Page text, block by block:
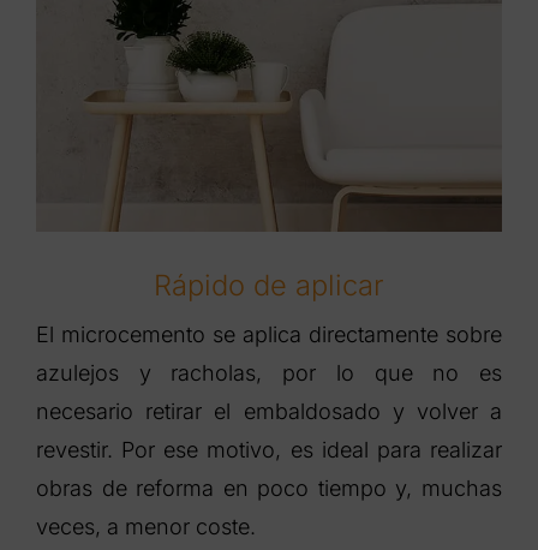
Rápido de aplicar
El microcemento se aplica directamente sobre
azulejos y racholas, por lo que no es
necesario retirar el embaldosado y volver a
revestir. Por ese motivo, es ideal para realizar
obras de reforma en poco tiempo y, muchas
veces, a menor coste.